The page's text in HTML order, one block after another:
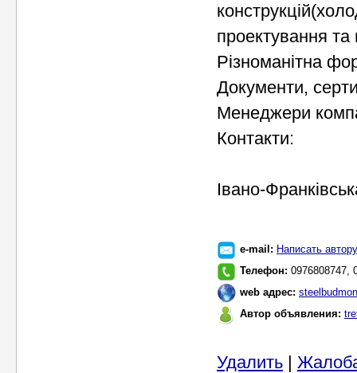
проектування
Різноманітна
Документи,
Менеджери
Контакти:
Івано-
e-mail: Написать автору
Телефон: 0976808747,
web адрес:
Автор объявления:
Удалить |